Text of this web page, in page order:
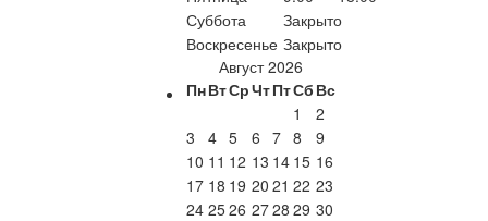
Суббота
Закрыто
Воскресенье Закрыто
Август 2026
ПнВтСрЧтПтСб Вс
1
2
3
4 5 6 7 8
9
10 11 12 13 14 15 16
17 18 19 20 21 22 23
24 2526 2728 29 30